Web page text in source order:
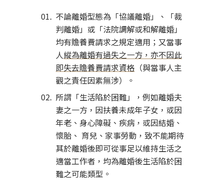
不論離婚型態為「協議離婚」、「裁
判離婚」或「法院調解或和解離婚」
均有贍養費請求之規定適用；又當事
人縱為離婚有過失之一方，亦不因此
即失去贍養費請求資格 （與當事人主
觀之責任因素無涉）。
所謂「生活陷於困難」，例如離婚夫
妻之一方，因扶養未成年子女，或因
年老、身心障礙、疾病，或因結婚、
懷胎、 育兒、家事勞動，致不能期待
其於離婚後即可從事足以維持生活之
適當工作者，均為離婚後生活陷於困
難之可能類型。